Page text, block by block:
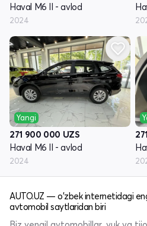
Haval M6 II - avlod
2024
Yangi
271 900 000 UZS
Haval M6 II - avlod
2024
AUTO.UZ — o'zbek internetidagi
avtomobil saytlaridan biri